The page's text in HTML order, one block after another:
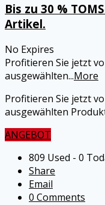
Bis zu 30 %
Artikel.
No Expires
Profitieren Sie jetzt
ausgewählten...More
Profitieren Sie jetzt
ausgewählten
ANGEBOT
809 Used - 0
Share
Email
0 Comments